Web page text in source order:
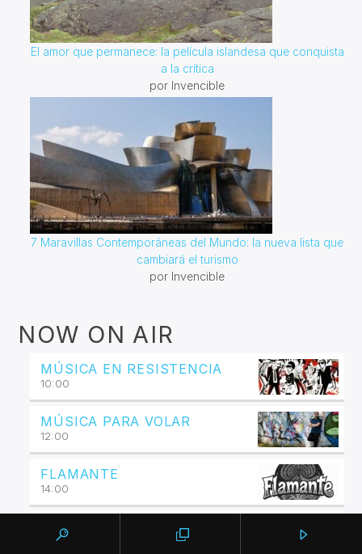
El amor que permanece: la película islandesa que conquista
a la crítica
por Invencible
7 Maravillas Contemporáneas del Mundo: la nueva lista que
cambiará el turismo
por Invencible
NOW ON AIR
MÚSICA EN RESISTENCIA
10:00
MÚSICA PARA VOLAR
12:00
FLAMANTE
14:00
BOOTLEG
16:00